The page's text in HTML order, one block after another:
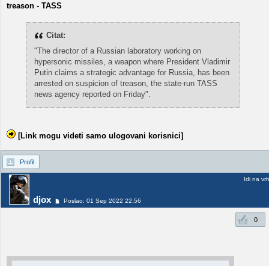
treason - TASS
Citat:
"The director of a Russian laboratory working on
hypersonic missiles, a weapon where President Vladimir
Putin claims a strategic advantage for Russia, has been
arrested on suspicion of treason, the state-run TASS
news agency reported on Friday".
[Link mogu videti samo ulogovani korisnici]
Profil
djox Poslao: 01 Sep 2022 22:56
Idi na vrh
0